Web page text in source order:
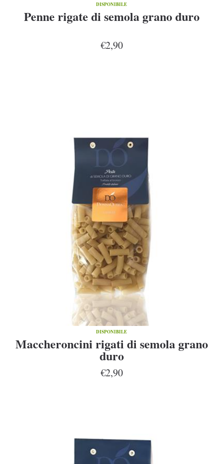
DISPONIBILE
Penne rigate di semola grano duro
€2,90
DISPONIBILE
Maccheroncini rigati di semola grano
duro
€2,90